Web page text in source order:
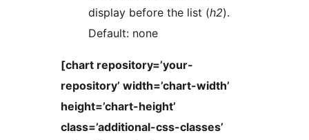
display before the list (h2).
Default: none
[chart repository=’your-
repository’ width=’chart-width’
height=’chart-height’
class=’additional-css-classes’